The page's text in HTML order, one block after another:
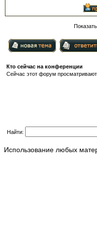
Кто сейчас на конференции
Сейчас этот форум
Найти:
Использование любых